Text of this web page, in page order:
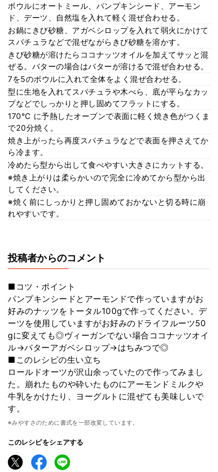
ボウルにオートミール、パンプキンシード、アーモン
ド、デーツ、自然塩を入れて軽く混ぜ合わせる。
お鍋にきび砂糖、アガベシロップを入れて弱火にかけて
スパチュラなどで混ぜながらきび砂糖を溶かす。
きび砂糖が溶けたらココナッツオイルを加えてサッと混
ぜる。バターの場合はバターが溶けるで混ぜ合わせる。
7を5のボウルに入れて全体をよく混ぜ合わせる。
型に生地を入れてスパチュラや木べら、底が平らなカッ
プなどでしっかりと押し固めてフラットにする。
170℃ に予熱したオーブンで表面に軽く焼き色がつくま
で20分焼く。
焼き上がったら再度スパチュラなどで表面を押さえてか
ら冷ます。
冷めたら型から出して食べやすい大きさにカットする。
※焼き上がりは柔らかいので完全に冷めてから型から出
してください。
※焼く前にしっかりと押し固めておかないと切る時に崩
れやすいです。
投稿者からのコメント
■コツ・ポイント
パンプキンシードとアーモンドで作っていますがお
好みのナッツをトータル100gで作ってください。デ
ーツを使用していますがお好みのドライフルーツ50
gに変えても◎ヴィーガンでない場合ココナッツオイ
ル→バターアガベシロップ→はちみつで◎
■このレシピの生い立ち
ロールドオーツが沢山余っていたので作ってみまし
た。崩れたものや砕いたものにアーモンドミルクや
牛乳をかけたり、ヨーグルトに混ぜても美味しいで
す。
※みやすさのために書式を一部改変しています。
このレシピをシェアする